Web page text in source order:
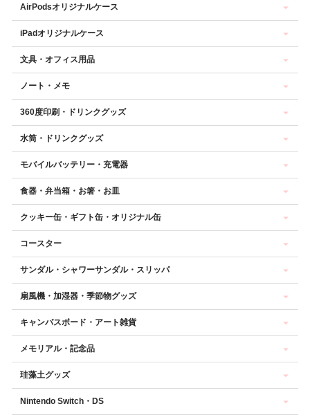
AirPodsオリジナルケース
iPadオリジナルケース
文具・オフィス用品
ノート・メモ
360度印刷・ドリンクグッズ
水筒・ドリンクグッズ
モバイルバッテリー・充電器
食器・弁当箱・お箸・お皿
クッキー缶・ギフト缶・オリジナル缶
コースター
サンダル・シャワーサンダル・スリッパ
扇風機・加湿器・季節物グッズ
キャンバスボード・アート雑貨
メモリアル・記念品
珪藻土グッズ
Nintendo Switch・DS